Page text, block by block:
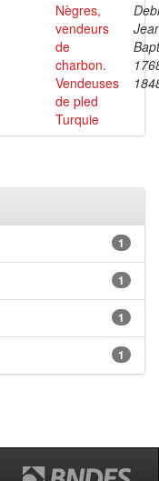
Nègres,
vendeurs
de
charbon.
Vendeuses
de pled
Turquie
1
1
1
1